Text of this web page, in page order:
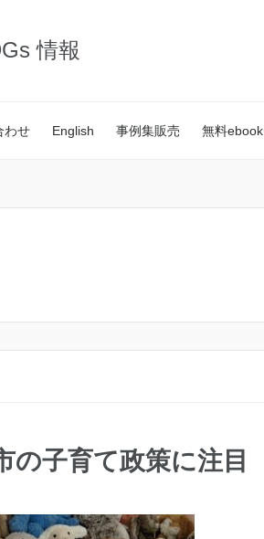
情報
わせ English 事例集販売 無料ebook
の子育て政策に注目